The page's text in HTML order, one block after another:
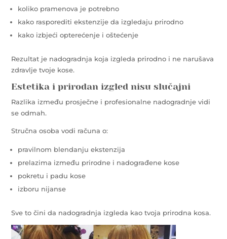
koliko pramenova je potrebno
kako rasporediti ekstenzije da izgledaju prirodno
kako izbjeći opterećenje i oštećenje
Rezultat je nadogradnja koja izgleda prirodno i ne narušava
zdravlje tvoje kose.
Estetika i prirodan izgled nisu slučajni
Razlika između prosječne i profesionalne nadogradnje vidi
se odmah.
Stručna osoba vodi računa o:
pravilnom blendanju ekstenzija
prelazima između prirodne i nadograđene kose
pokretu i padu kose
izboru nijanse
Sve to čini da nadogradnja izgleda kao tvoja prirodna kosa.